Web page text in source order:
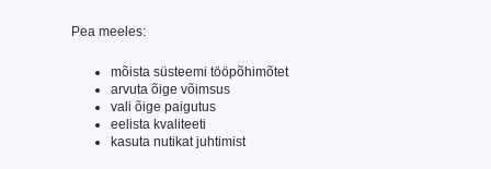
Pea meeles:
mõista süsteemi tööpõhimõtet
arvuta õige võimsus
vali õige paigutus
eelista kvaliteeti
kasuta nutikat juhtimist